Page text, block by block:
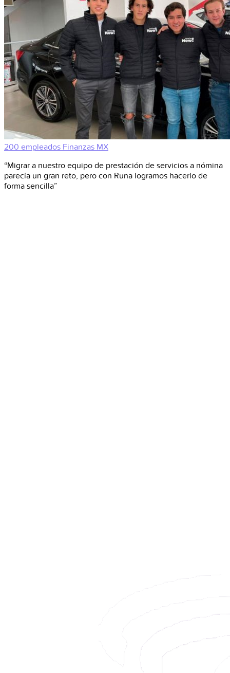
200 empleados Finanzas MX
“Migrar a nuestro equipo de prestación de servicios a nómina
parecía un gran reto, pero con Runa logramos hacerlo de
forma sencilla”